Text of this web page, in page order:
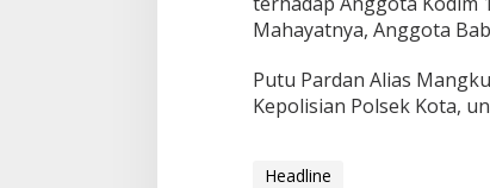
Mahayatnya, Anggota
Putu Pardan Alias
Kepolisian Polsek Kota,
Headline